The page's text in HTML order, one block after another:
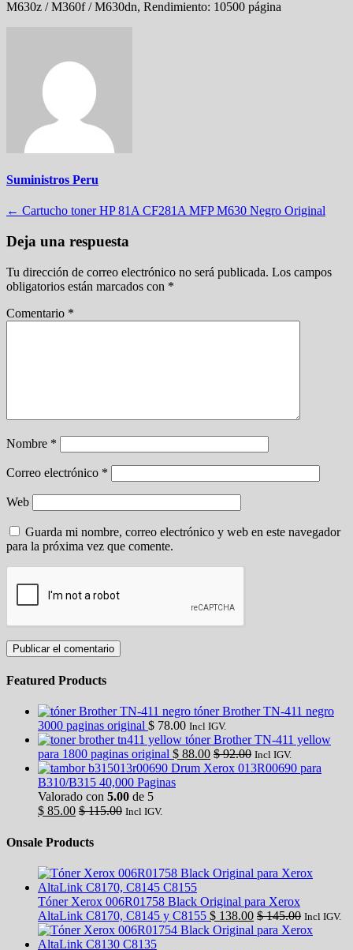
M630z / M360f / M630dn, Rendimiento: 10500 página
Suministros Peru
Navegación
de
entradas
← Cartucho toner HP 81A CF281A MFP M630 Negro Original
Deja una respuesta
Tu dirección de correo electrónico no será publicada. Los campos
obligatorios están marcados con *
Comentario *
Nombre *
Correo electrónico *
Web
Guarda mi nombre, correo electrónico y web en este navegador
para la próxima vez que comente.
Featured Products
tóner Brother TN-411 negro
3000 paginas original $ 78.00 Incl IGV.
tóner Brother TN-411 yellow
para 1800 paginas original $ 88.00 $92.00 Incl IGV.
Drum Xerox 013R00690 para
B310/B315 40,000 Paginas
Valorado con 5.00 de 5
$ 85.00 $115.00 Incl IGV.
Onsale Products
Tóner Xerox 006R01758 Black Original para Xerox
AltaLink C8170, C8145 y C8155 $ 138.00 $145.00 Incl IGV.